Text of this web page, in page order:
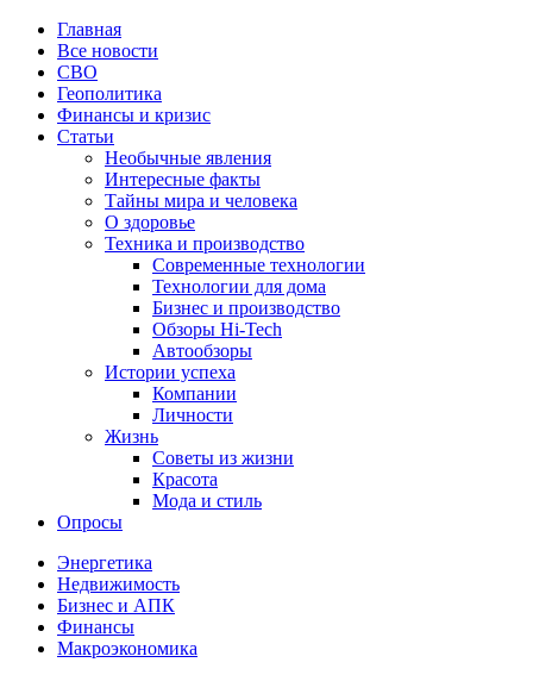
Главная
Все новости
СВО
Геополитика
Финансы и кризис
Статьи
Необычные явления
Интересные факты
Тайны мира и человека
О здоровье
Техника и производство
Современные технологии
Технологии для дома
Бизнес и производство
Обзоры Hi-Tech
Автообзоры
Истории успеха
Компании
Личности
Жизнь
Советы из жизни
Красота
Мода и стиль
Опросы
Энергетика
Недвижимость
Бизнес и АПК
Финансы
Макроэкономика